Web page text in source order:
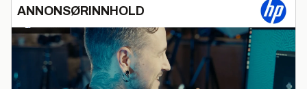
ANNONSØRINNHOLD